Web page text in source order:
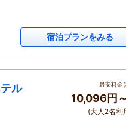
宿泊プランをみる
ル 最安料金
10,096円～
(大人2名利